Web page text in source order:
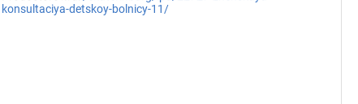
konsultaciya-detskoy-bolnicy-11/